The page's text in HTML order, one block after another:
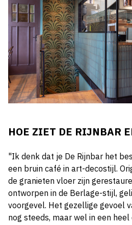
HOE ZIET DE RIJNBAR
"Ik denk dat je De Rijnbar het
een bruin café in art-decostijl.
de granieten vloer zijn
ontworpen in de Berlage-stijl,
voorgevel. Het gezellige gevoel
nog steeds, maar wel in een